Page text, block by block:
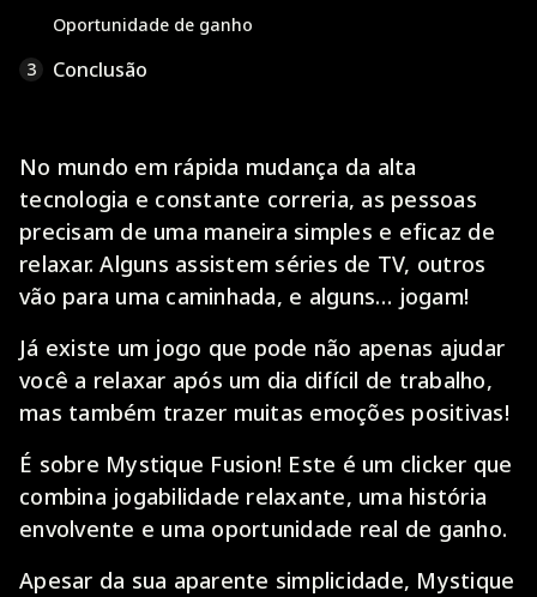
Oportunidade de ganho
3
Conclusão
No mundo em rápida mudança da alta
tecnologia e constante correria, as pessoas
precisam de uma maneira simples e eficaz de
relaxar. Alguns assistem séries de TV, outros
vão para uma caminhada, e alguns… jogam!
Já existe um jogo que pode não apenas ajudar
você a relaxar após um dia difícil de trabalho,
mas também trazer muitas emoções positivas!
É sobre Mystique Fusion! Este é um clicker que
combina jogabilidade relaxante, uma história
envolvente e uma oportunidade real de ganho.
Apesar da sua aparente simplicidade, Mystique